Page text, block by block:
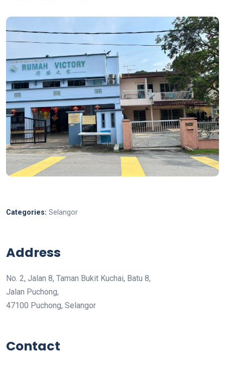
Categories: Selangor
Address
No. 2, Jalan 8, Taman Bukit Kuchai, Batu 8,
Jalan Puchong,
47100 Puchong, Selangor
Contact